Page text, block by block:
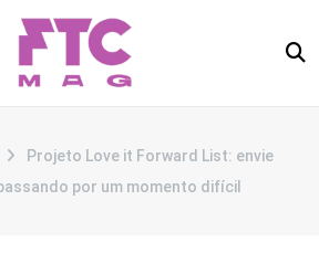
Projeto Love it Forward List: envie
por um momento difícil